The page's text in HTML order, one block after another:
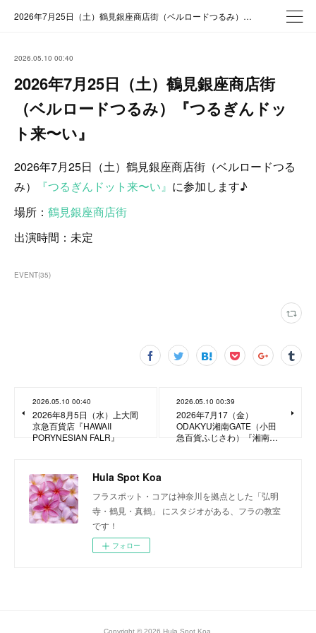
2026年7月25日（土）鶴見銀座商店街（ベルロードつるみ）『つるぎんドット来〜い』
2026.05.10 00:40
2026年7月25日（土）鶴見銀座商店街
（ベルロードつるみ）『つるぎんドッ
ト来〜い』
2026年7月25日（土）鶴見銀座商店街（ベルロードつる
み）
『つるぎんドット来〜い』 に参加します♪
場所： 鶴見銀座商店街
出演時間：未定
EVENT(35)
2026.05.10 00:40
2026年8月5日（水）上大岡
京急百貨店『HAWAII
PORYNESIAN FALR』
2026.05.10 00:39
2026年7月17（金）
ODAKYU湘南GATE（小田
急百貨ふじさわ）『湘南…
Hula Spot Koa
フラスポット・コアは神奈川を拠点とした「弘明
寺・鶴見・真鶴」 にスタジオがある、フラの教室
です！
フォロー
Copyright © 2026 Hula Spot Koa